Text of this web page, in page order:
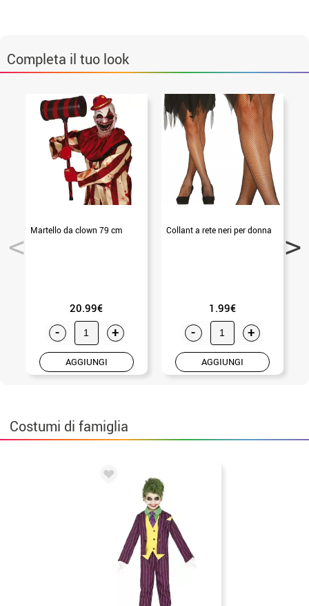
Completa il tuo look
Martello da clown 79 cm
20.99€
- +
AGGIUNGI
Collant a rete neri per donna
1.99€
- +
AGGIUNGI
Costumi di famiglia